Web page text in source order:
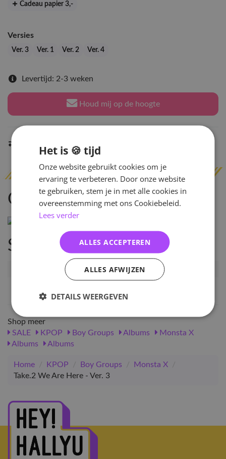
Cadeau papier 3,-
Versies
Ver. 3 Ver. 1 Ver. 2 Ver. 4
Levertijd: 2-3 weken
Houd mij op de hoogte
Omschrijving
Specificaties
Artikelnummer
11772
Shop meer
SALE
KPOP Boy Groups Albums
Monsta X
Albums
Albums
Home / KPOP / Boy Groups / Monsta X
/
Take.2 We Are Here - Ver. 3
Het is 🍪 tijd
Onze website gebruikt cookies om je
ervaring te verbeteren. Door onze website
te gebruiken, stem je in met alle cookies in
overeenstemming met ons Cookiebeleid.
Lees verder
ALLES ACCEPTEREN
ALLES AFWIJZEN
DETAILS WEERGEVEN